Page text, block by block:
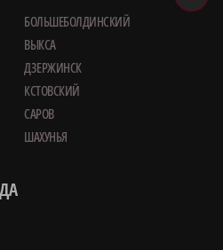
БОЛЬШЕБОЛДИНСКИЙ
ВЫКСА
ДЗЕРЖИНСК
КСТОВСКИЙ
САРОВ
ШАХУНЬЯ